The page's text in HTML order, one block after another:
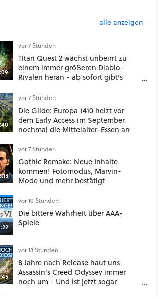
alle anzeigen
vor 7 Stunden
Titan Quest 2 wächst unbeirrt zu
einem immer größeren Diablo-
Rivalen heran - ab sofort gibt's
Klasse
vor 7 Stunden
Die Gilde: Europa 1410 heizt vor
dem Early Access im September
nochmal die Mittelalter-Essen an
vor 7 Stunden
Gothic Remake: Neue Inhalte
kommen! Fotomodus, Marvin-
Mode und mehr bestätigt
vor 10 Stunden
Die bittere Wahrheit über AAA-
Spiele
vor 13 Stunden
8 Jahre nach Release haut uns
Assassin's Creed Odyssey immer
noch um - Und ist jetzt sogar